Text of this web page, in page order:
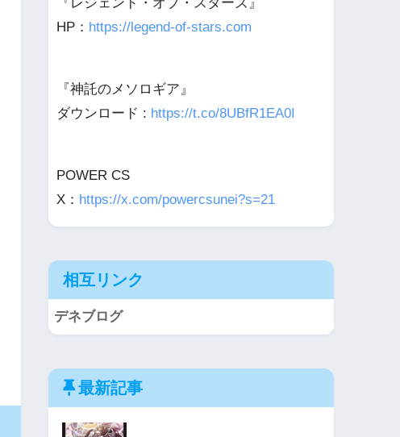
HP： https://legend-of-stars.com
『神託のメソロギア』
ダウンロード : https://t.co/8UBfR1EA0I
POWER CS
X： https://x.com/powercsunei?s=21
相互リンク
デネブログ
最新記事